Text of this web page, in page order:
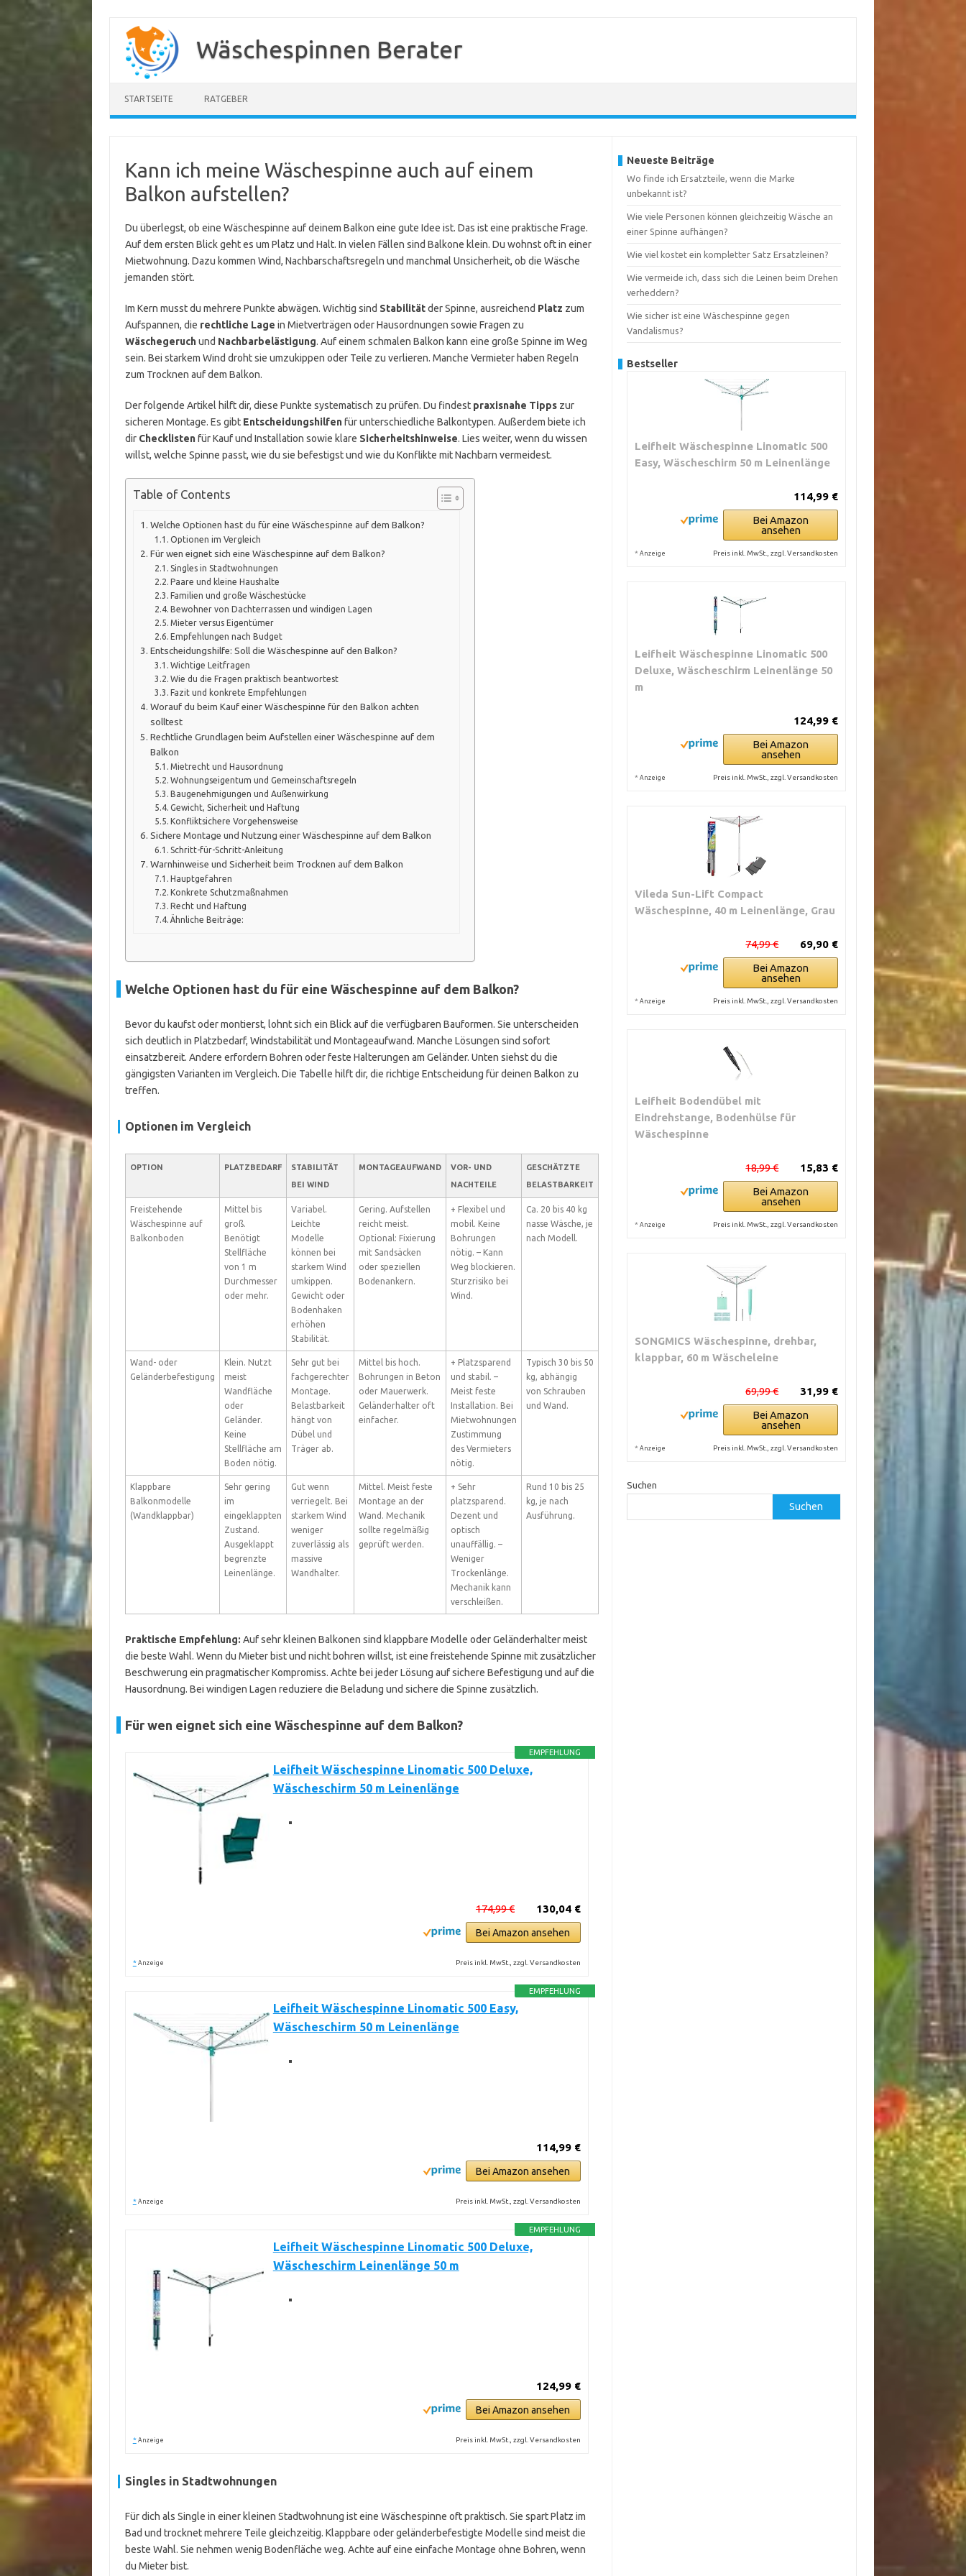
Inhalt
springen
Wäschespinnen Berater
STARTSEITE RATGEBER
Kann ich meine Wäschespinne auch auf einem
Balkon aufstellen?
Du überlegst, ob eine Wäschespinne auf deinem Balkon eine gute Idee ist. Das ist eine praktische Frage.
Auf dem ersten Blick geht es um Platz und Halt. In vielen Fällen sind Balkone klein. Du wohnst oft in einer
Mietwohnung. Dazu kommen Wind, Nachbarschaftsregeln und manchmal Unsicherheit, ob die Wäsche
jemanden stört.
Im Kern musst du mehrere Punkte abwägen. Wichtig sind Stabilitätder Spinne, ausreichend Platz zum
Aufspannen, die rechtliche Lage in Mietverträgen oder Hausordnungen sowie Fragen zu
Wäschegeruchund Nachbarbelästigung. Auf einem schmalen Balkon kann eine große Spinne im Weg
sein. Bei starkem Wind droht sie umzukippen oder Teile zu verlieren. Manche Vermieter haben Regeln
zum Trocknen auf dem Balkon.
Der folgende Artikel hilft dir, diese Punkte systematisch zu prüfen. Du findest praxisnahe Tippszur
sicheren Montage. Es gibt Entscheidungshilfenfür unterschiedliche Balkontypen. Außerdem biete ich
dir Checklistenfür Kauf und Installation sowie klare Sicherheitshinweise. Lies weiter, wenn du wissen
willst, welche Spinne passt, wie du sie befestigst und wie du Konflikte mit Nachbarn vermeidest.
Table of Contents
Welche Optionen hast du für eine Wäschespinne auf dem Balkon?
Optionen im Vergleich
Für wen eignet sich eine Wäschespinne auf dem Balkon?
Singles in Stadtwohnungen
Paare und kleine Haushalte
Familien und große Wäschestücke
Bewohner von Dachterrassen und windigen Lagen
Mieter versus Eigentümer
Empfehlungen nach Budget
Entscheidungshilfe: Soll die Wäschespinne auf den Balkon?
Wichtige Leitfragen
Wie du die Fragen praktisch beantwortest
Fazit und konkrete Empfehlungen
Worauf du beim Kauf einer Wäschespinne für den Balkon achten
solltest
Rechtliche Grundlagen beim Aufstellen einer Wäschespinne auf dem
Balkon
Mietrecht und Hausordnung
Wohnungseigentum und Gemeinschaftsregeln
Baugenehmigungen und Außenwirkung
Gewicht, Sicherheit und Haftung
Konfliktsichere Vorgehensweise
Sichere Montage und Nutzung einer Wäschespinne auf dem Balkon
Schritt-für-Schritt-Anleitung
Warnhinweise und Sicherheit beim Trocknen auf dem Balkon
Hauptgefahren
Konkrete Schutzmaßnahmen
Recht und Haftung
Ähnliche Beiträge:
Welche Optionen hast du für eine Wäschespinne auf dem Balkon?
Bevor du kaufst oder montierst, lohnt sich ein Blick auf die verfügbaren Bauformen. Sie unterscheiden
sich deutlich in Platzbedarf, Windstabilität und Montageaufwand. Manche Lösungen sind sofort
einsatzbereit. Andere erfordern Bohren oder feste Halterungen am Geländer. Unten siehst du die
gängigsten Varianten im Vergleich. Die Tabelle hilft dir, die richtige Entscheidung für deinen Balkon zu
treffen.
Optionen im Vergleich
OPTION PLATZBEDARF
STABILITÄT
BEI WIND
MONTAGEAUFWAND
VOR- UND
NACHTEILE
GESCHÄTZTE
BELASTBARKEIT
Freistehende
Wäschespinne auf
Balkonboden
Mittel bis
groß.
Benötigt
Stellfläche
von 1 m
Durchmesser
oder mehr.
Variabel.
Leichte
Modelle
können bei
starkem Wind
umkippen.
Gewicht oder
Bodenhaken
erhöhen
Stabilität.
Gering. Aufstellen
reicht meist.
Optional: Fixierung
mit Sandsäcken
oder speziellen
Bodenankern.
+ Flexibel und
mobil. Keine
Bohrungen
nötig. – Kann
Weg blockieren.
Sturzrisiko bei
Wind.
Ca. 20 bis 40 kg
nasse Wäsche, je
nach Modell.
Wand- oder
Geländerbefestigung
Klein. Nutzt
meist
Wandfläche
oder
Geländer.
Keine
Stellfläche am
Boden nötig.
Sehr gut bei
fachgerechter
Montage.
Belastbarkeit
hängt von
Dübel und
Träger ab.
Mittel bis hoch.
Bohrungen in Beton
oder Mauerwerk.
Geländerhalter oft
einfacher.
+ Platzsparend
und stabil. –
Meist feste
Installation. Bei
Mietwohnungen
Zustimmung
des Vermieters
nötig.
Typisch 30 bis 50
kg, abhängig
von Schrauben
und Wand.
Klappbare
Balkonmodelle
(Wandklappbar)
Sehr gering
im
eingeklappten
Zustand.
Ausgeklappt
begrenzte
Leinenlänge.
Gut wenn
verriegelt. Bei
starkem Wind
weniger
zuverlässig als
massive
Wandhalter.
Mittel. Meist feste
Montage an der
Wand. Mechanik
sollte regelmäßig
geprüft werden.
+ Sehr
platzsparend.
Dezent und
optisch
unauffällig. –
Weniger
Trockenlänge.
Mechanik kann
verschleißen.
Rund 10 bis 25
kg, je nach
Ausführung.
Praktische Empfehlung: Auf sehr kleinen Balkonen sind klappbare Modelle oder Geländerhalter meist
die beste Wahl. Wenn du Mieter bist und nicht bohren willst, ist eine freistehende Spinne mit zusätzlicher
Beschwerung ein pragmatischer Kompromiss. Achte bei jeder Lösung auf sichere Befestigung und auf die
Hausordnung. Bei windigen Lagen reduziere die Beladung und sichere die Spinne zusätzlich.
Für wen eignet sich eine Wäschespinne auf dem Balkon?
EMPFEHLUNG
Leifheit Wäschespinne Linomatic 500 Deluxe,
Wäscheschirm 50 m Leinenlänge
130,04 €
174,99 €
Bei Amazon ansehen
* Anzeige Preis inkl. MwSt., zzgl. Versandkosten
EMPFEHLUNG
Leifheit Wäschespinne Linomatic 500 Easy,
Wäscheschirm 50 m Leinenlänge
114,99 €
Bei Amazon ansehen
* Anzeige Preis inkl. MwSt., zzgl. Versandkosten
EMPFEHLUNG
Leifheit Wäschespinne Linomatic 500 Deluxe,
Wäscheschirm Leinenlänge 50 m
124,99 €
Bei Amazon ansehen
* Anzeige Preis inkl. MwSt., zzgl. Versandkosten
Singles in Stadtwohnungen
Für dich als Single in einer kleinen Stadtwohnung ist eine Wäschespinne oft praktisch. Sie spart Platz im
Bad und trocknet mehrere Teile gleichzeitig. Klappbare oder geländerbefestigte Modelle sind meist die
beste Wahl. Sie nehmen wenig Bodenfläche weg. Achte auf eine einfache Montage ohne Bohren, wenn
du Mieter bist.
Neueste Beiträge
Wo finde ich Ersatzteile, wenn die Marke
unbekannt ist?
Wie viele Personen können gleichzeitig Wäsche an
einer Spinne aufhängen?
Wie viel kostet ein kompletter Satz Ersatzleinen?
Wie vermeide ich, dass sich die Leinen beim Drehen
verheddern?
Wie sicher ist eine Wäschespinne gegen
Vandalismus?
Bestseller
Leifheit Wäschespinne Linomatic 500
Easy, Wäscheschirm 50 m Leinenlänge
114,99 €
Bei Amazon
ansehen
* Anzeige Preis inkl. MwSt., zzgl. Versandkosten
Leifheit Wäschespinne Linomatic 500
Deluxe, Wäscheschirm Leinenlänge 50
m
124,99 €
Bei Amazon
ansehen
* Anzeige Preis inkl. MwSt., zzgl. Versandkosten
Vileda Sun-Lift Compact
Wäschespinne, 40 m Leinenlänge, Grau
69,90 €
74,99 €
Bei Amazon
ansehen
* Anzeige Preis inkl. MwSt., zzgl. Versandkosten
Leifheit Bodendübel mit
Eindrehstange, Bodenhülse für
Wäschespinne
15,83 €
18,99 €
Bei Amazon
ansehen
* Anzeige Preis inkl. MwSt., zzgl. Versandkosten
SONGMICS Wäschespinne, drehbar,
klappbar, 60 m Wäscheleine
31,99 €
69,99 €
Bei Amazon
ansehen
* Anzeige Preis inkl. MwSt., zzgl. Versandkosten
Suchen
Suchen